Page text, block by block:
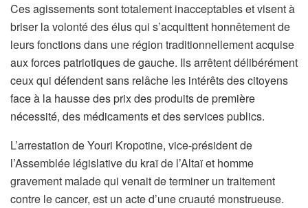
Ces agissements sont totalement inacceptables et visent à
briser la volonté des élus qui s’acquittent honnêtement de
leurs fonctions dans une région traditionnellement acquise
aux forces patriotiques de gauche. Ils arrêtent délibérément
ceux qui défendent sans relâche les intérêts des citoyens
face à la hausse des prix des produits de première
nécessité, des médicaments et des services publics.
L’arrestation de Youri Kropotine, vice-président de
l’Assemblée législative du kraï de l’Altaï et homme
gravement malade qui venait de terminer un traitement
contre le cancer, est un acte d’une cruauté monstrueuse.